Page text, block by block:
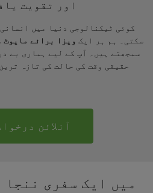
اور تقویت
کوئی ٹیکنالوجی دنیا میں
سکتی۔ ہم ہر ایک ویزا برائے مایوٹ
سمجھتے ہیں۔ آپ کے لیے ہماری بے
حقیقی وقت کی حالت کی تازہ
آنلائن
میں ایک سفری ننجا